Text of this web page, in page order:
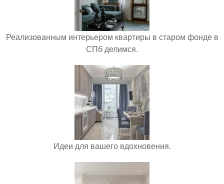
Реализованным интерьером квартиры в старом фонде в
СПб делимся.
Идеи для вашего вдохновения.